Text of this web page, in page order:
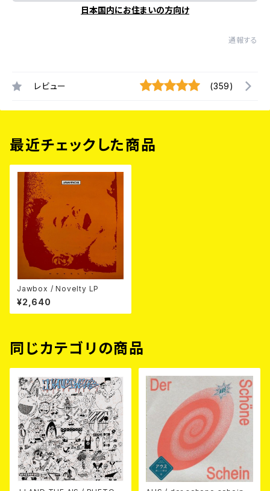
日本国内にお住まいの方向け
通報する
レビュー (359)
最近チェックした商品
Jawbox / Novelty LP
¥2,640
同じカテゴリの商品